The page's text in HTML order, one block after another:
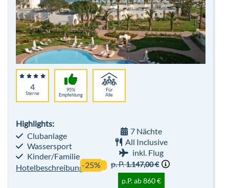
4
Sterne
95%
Empfehlung
Für
Alle
Highlights:
Clubanlage
Wassersport
Kinder/Familie
Hotelbeschreibung
7 Nächte
All Inclusive
inkl. Flug
-25%
p. P.1.147,00 €
p.P. ab 860 €